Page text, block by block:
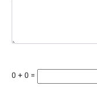
0 + 0 =